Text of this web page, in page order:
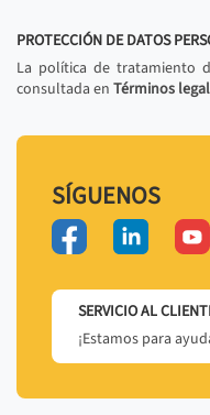
PROTECCIÓN DE DATOS
La política de tratamiento
consultada en Términos
SÍGUENOS
SERVICIO AL
¡Estamos para